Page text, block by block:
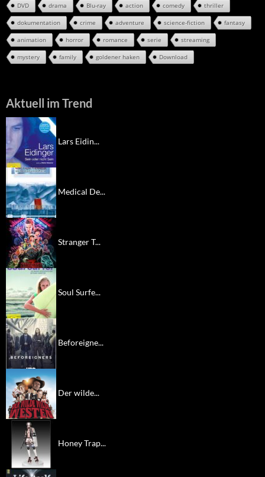
DVD drama Blu-ray action comedy thriller
dokumentation crime adventure science-fiction fantasy
animation horror romance serie streaming
mystery family goldener haken Download
Aktuell im Trend
Lars Eidin...
Medical De...
Stranger T...
Soul Surfe...
Beforeigne...
Der wilde...
Honey Trap...